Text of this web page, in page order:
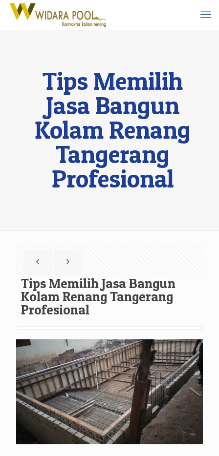
Tips Memilih
Jasa Bangun
Kolam Renang
Tangerang
Profesional
Tips Memilih Jasa Bangun
Kolam Renang Tangerang
Profesional